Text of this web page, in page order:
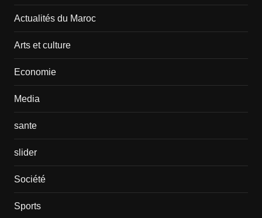
Actualités du Maroc
Arts et culture
Economie
Media
sante
slider
Société
Sports